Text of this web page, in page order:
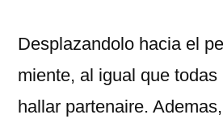
Desplazandolo hacia el
miente, al igual que
hallar partenaire.